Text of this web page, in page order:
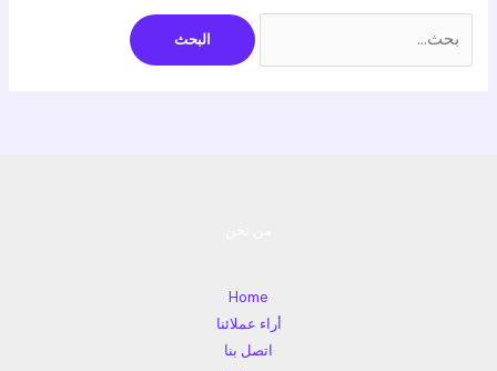
عن:
Home
أراء عملائنا
اتصل بنا